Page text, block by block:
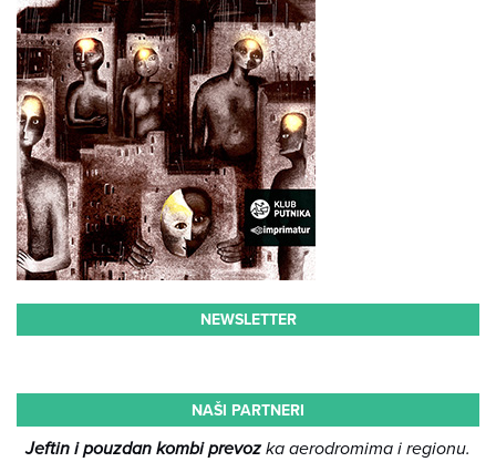
NEWSLETTER
NAŠI PARTNERI
Jeftin i pouzdan kombi prevozka aerodromima i regionu.